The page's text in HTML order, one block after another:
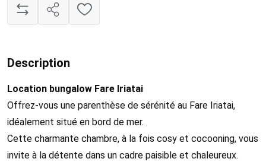
Description
Location bungalow Fare Iriatai
Offrez-vous une parenthèse de sérénité au Fare Iriatai,
idéalement situé en bord de mer.
Cette charmante chambre, à la fois cosy et cocooning, vous
invite à la détente dans un cadre paisible et chaleureux.